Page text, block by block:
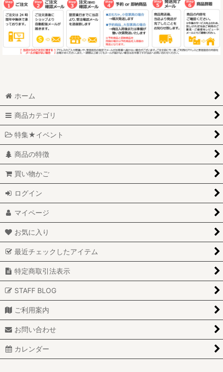
ホーム
商品カテゴリ
特集★イベント
商品の特徴
買い物かご
ログイン
マイページ
お気に入り
最近チェックしたアイテム
特定商取引法表示
STAFF BLOG
ご利用案内
お問い合わせ
カレンダー